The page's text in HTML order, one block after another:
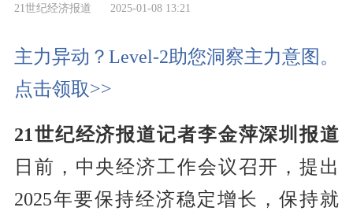
21世纪经济报道 2025-01-08 13:21
主力异动？Level-2助您洞察主力意图。
点击领取>>
21世纪经济报道记者李金萍深圳报道
日前，中央经济工作会议召开，提出
2025年要保持经济稳定增长，保持就